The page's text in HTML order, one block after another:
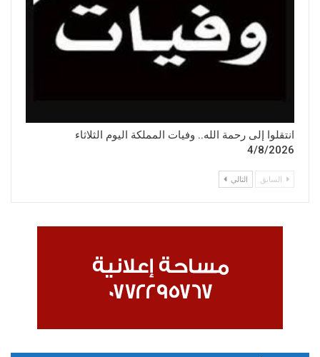
انتقلوا إلى رحمة الله.. وفيات المملكة اليوم الثلاثاء
4/8/2026
السابق التالي